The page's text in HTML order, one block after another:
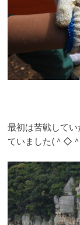
最初は苦戦して
ていました(＾◇